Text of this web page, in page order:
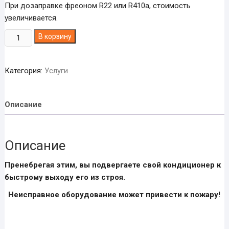
При дозаправке фреоном R22 или R410а, стоимость
увеличивается.
Количество
товара
сервисное
в
(модели:
7,
9,
12)
В корзину
Категория: Услуги
Описание
Описание
Пренебрегая этим, вы подвергаете свой кондиционер к
быстрому выходу его из строя.
Неисправное оборудование может привести к пожару!